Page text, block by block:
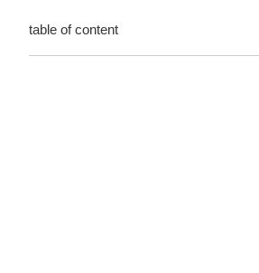
table of content